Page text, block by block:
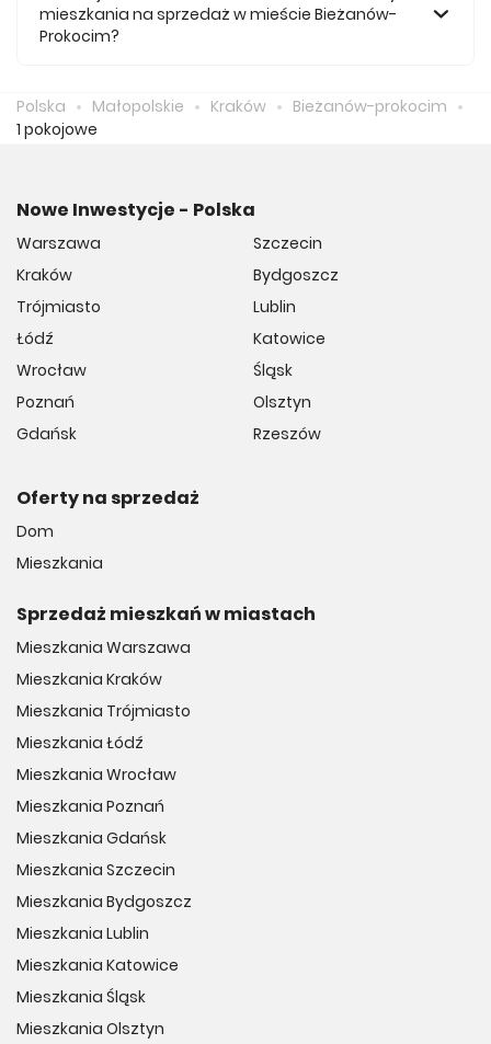
mieszkania na sprzedaż w mieście Bieżanów-
Prokocim?
Polska Małopolskie Kraków
Bieżanów-prokocim
1 pokojowe
Nowe Inwestycje - Polska
Warszawa
Kraków
Trójmiasto
Łódź
Wrocław
Poznań
Gdańsk
Szczecin
Bydgoszcz
Lublin
Katowice
Śląsk
Olsztyn
Rzeszów
Oferty na sprzedaż
Dom
Mieszkania
Sprzedaż mieszkań w miastach
Mieszkania Warszawa
Mieszkania Kraków
Mieszkania Trójmiasto
Mieszkania Łódź
Mieszkania Wrocław
Mieszkania Poznań
Mieszkania Gdańsk
Mieszkania Szczecin
Mieszkania Bydgoszcz
Mieszkania Lublin
Mieszkania Katowice
Mieszkania Śląsk
Mieszkania Olsztyn